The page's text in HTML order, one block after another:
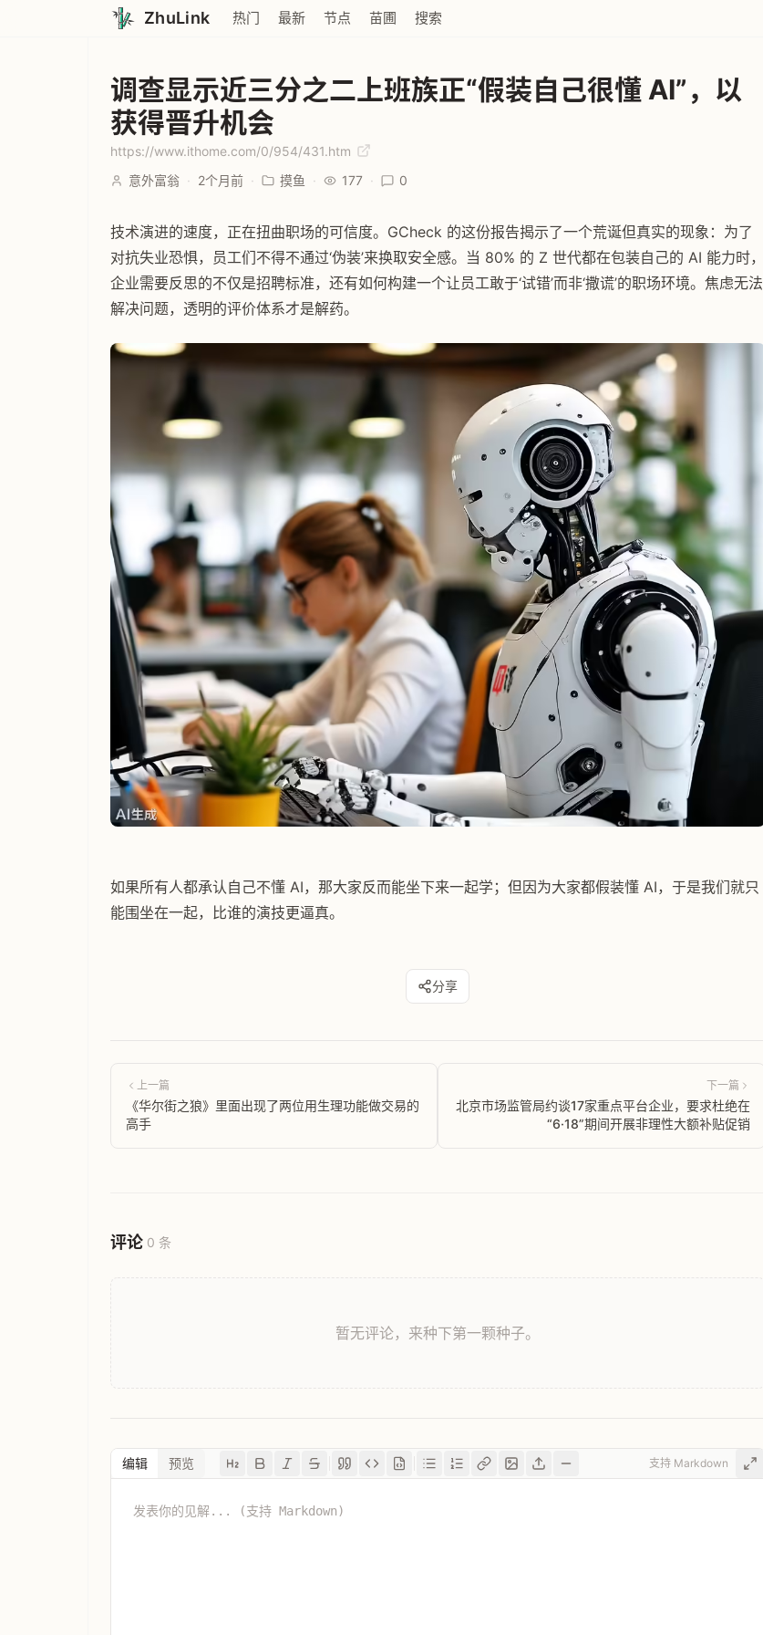
ZhuLink 热门 最新 节点 苗圃 搜索
调查显示近三分之二上班族正“假装自己很懂 AI”，以
获得晋升机会
https://www.ithome.com/0/954/431.htm
意外富翁 · 2个月前 · 摸鱼 · 177 · 0
技术演进的速度，正在扭曲职场的可信度。GCheck 的这份报告揭示了一个荒诞但真实的现象：为了
对抗失业恐惧，员工们不得不通过‘伪装’来换取安全感。当 80% 的 Z 世代都在包装自己的 AI 能力时，
企业需要反思的不仅是招聘标准，还有如何构建一个让员工敢于‘试错’而非‘撒谎’的职场环境。焦虑无法
解决问题，透明的评价体系才是解药。
如果所有人都承认自己不懂 AI，那大家反而能坐下来一起学；但因为大家都假装懂 AI，于是我们就只
能围坐在一起，比谁的演技更逼真。
分享
上一篇
《华尔街之狼》里面出现了两位用生理功能做交易的
高手
下一篇
北京市场监管局约谈17家重点平台企业，要求杜绝在
“6·18”期间开展非理性大额补贴促销
评论 0 条
暂无评论，来种下第一颗种子。
编辑 预览 支持 Markdown